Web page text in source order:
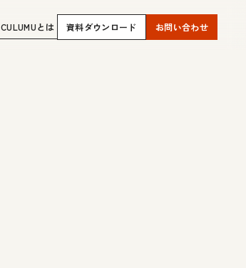
CULUMUとは 資料ダウンロード お問い合わせ